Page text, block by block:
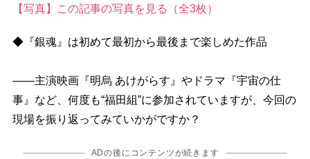
【写真】この記事の写真を見る（全3枚）
◆『銀魂』は初めて最初から最後まで楽しめた作品
――主演映画『明烏 あけがらす』やドラマ『宇宙の仕
事』など、何度も“福田組”に参加されていますが、今回の
現場を振り返ってみていかがですか？
ADの後にコンテンツが続きます